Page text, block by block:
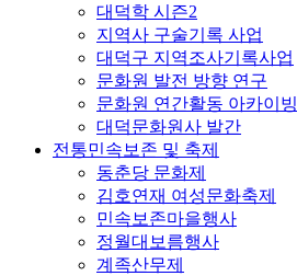
대덕학 시즌2
지역사 구술기록 사업
대덕구 지역조사기록사업
문화원 발전 방향 연구
문화원 연간활동 아카이빙
대덕문화원사 발간
전통민속보존 및 축제
동춘당 문화제
김호연재 여성문화축제
민속보존마을행사
정월대보름행사
계족산무제